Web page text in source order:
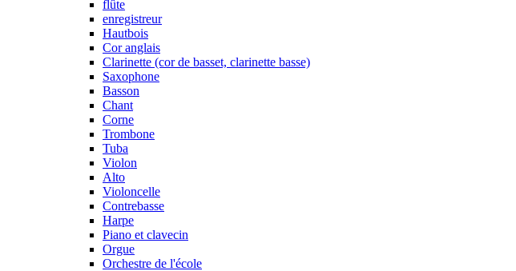
flûte
enregistreur
Hautbois
Cor anglais
Clarinette (cor de basset, clarinette basse)
Saxophone
Basson
Chant
Corne
Trombone
Tuba
Violon
Alto
Violoncelle
Contrebasse
Harpe
Piano et clavecin
Orgue
Orchestre de l'école